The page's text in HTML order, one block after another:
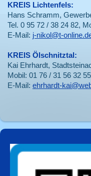
KREIS Lichtenfels:
Hans Schramm,
Tel. 0 95 72 / 38 24 82,
E-Mail: j-nikol@t-
KREIS Ölschnitztal:
Kai Ehrhardt,
Mobil: 01 76 / 31 56 32 55
E-Mail: ehrhardt-